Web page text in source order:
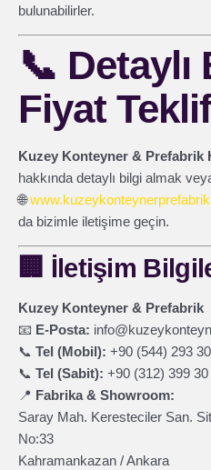
bulunabilirler.
📞
Fiyat
Kuzey Konteyner & Prefabrik
hakkında detaylı bilgi almak
🌐
da bizimle iletişime geçin.
🏢 İletişim
Kuzey Konteyner & Prefabrik
📧 E-Posta:
📞 Tel (Mobil): +90 (544) 293
📞 Tel (Sabit): +90 (312) 399 30
📍 Fabrika & Showroom:
Saray Mah. Keresteciler San.
No:33
Kahramankazan / Ankara